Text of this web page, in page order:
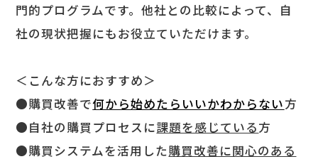
門的プログラムです。他社との比較によって、自
社の現状把握にもお役立ていただけます。
＜こんな方におすすめ＞
●購買改善で何から始めたらいいかわからない方
●自社の購買プロセスに課題を感じている方
●購買システムを活用した購買改善に関心のある